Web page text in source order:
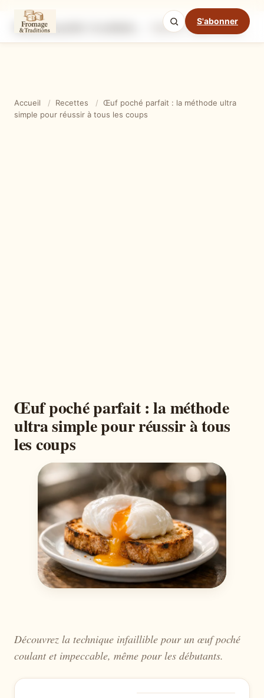
S'abonner
Ingrédients Étapes
Mode cuisine
Accueil / Recettes / Œuf poché parfait : la méthode ultra
simple pour réussir à tous les coups
Œuf poché parfait : la méthode
ultra simple pour réussir à tous
les coups
Découvrez la technique infaillible pour un œuf poché
coulant et impeccable, même pour les débutants.